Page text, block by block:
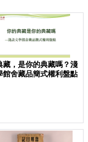
藏，是你的典藏嗎？淺
館舍藏品簡式權利盤點